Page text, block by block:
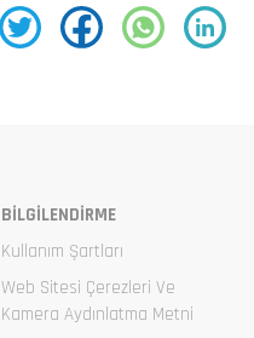
BİLGİLENDİRME
Kullanım Şartları
Web Sitesi Çerezleri Ve
Kamera Aydınlatma Metni